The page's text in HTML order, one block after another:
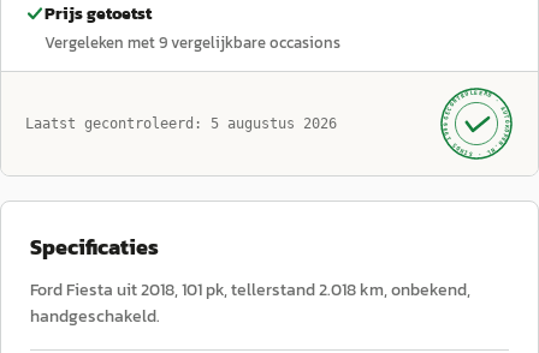
Prijs getoetst
Vergeleken met9vergelijkbare occasions
Laatst gecontroleerd: 5 augustus 2026 GECONTROLEERD ·
AUTOKOPEN.NL
· SINDS 1999 ·
Specificaties
Ford Fiesta uit 2018, 101 pk, tellerstand 2.018 km, onbekend,
handgeschakeld.